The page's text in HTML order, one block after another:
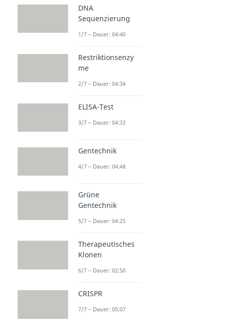
DNA
Sequenzierung
1/7 – Dauer: 04:40
Restriktionsenzy
me
2/7 – Dauer: 04:34
ELISA-Test
3/7 – Dauer: 04:33
Gentechnik
4/7 – Dauer: 04:48
Grüne
Gentechnik
5/7 – Dauer: 04:25
Therapeutisches
Klonen
6/7 – Dauer: 02:50
CRISPR
7/7 – Dauer: 05:07